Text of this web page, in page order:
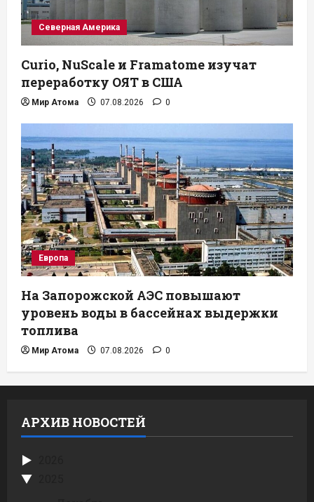
Северная Америка
Curio, NuScale и Framatome изучат
переработку ОЯТ в США
Мир Атома 07.08.2026 0
Европа
На Запорожской АЭС повышают
уровень воды в бассейнах выдержки
топлива
Мир Атома 07.08.2026 0
АРХИВ НОВОСТЕЙ